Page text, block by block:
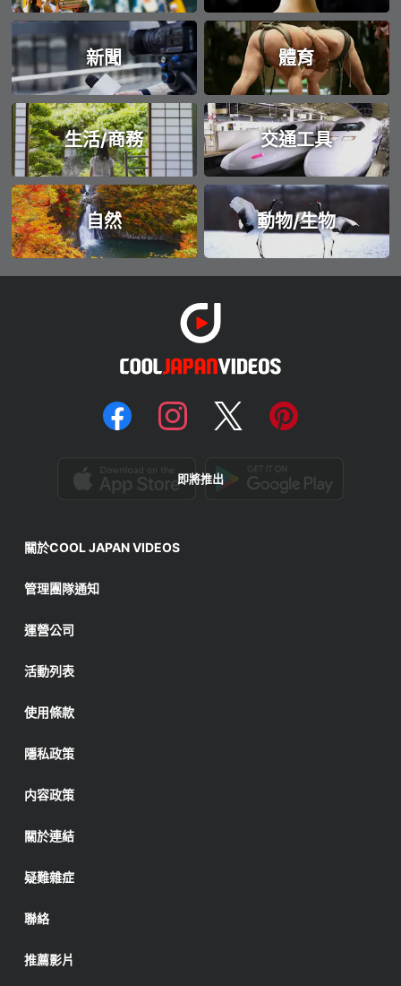
新聞 體育
生活/商務 交通工具
自然 動物/生物
即將推出
關於COOL JAPAN VIDEOS
管理團隊通知
運營公司
活動列表
使用條款
隱私政策
内容政策
關於連結
疑難雜症
聯絡
推薦影片